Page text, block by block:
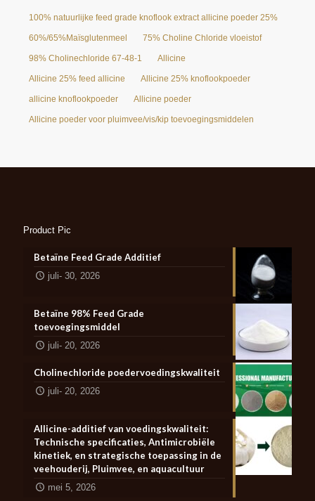
100% natuurlijke feed grade knoflook extract allicine poeder 25%
60%/65%Maïsglutenmeel 75% Choline Chloride vloeistof
98% Cholinechloride 67-48-1 Allicine
Allicine 25% feed allicine Allicine 25% knoflookpoeder
allicine knoflookpoeder Allicine poeder
Allicine poeder voor pluimvee/vis/kip toevoegingsmiddelen
Product Pic
Betaïne Feed Grade Additief
juli- 30, 2026
Betaïne 98% Feed Grade
toevoegingsmiddel
juli- 20, 2026
Cholinechloride poedervoedingskwaliteit
juli- 20, 2026
Allicine-additief van voedingskwaliteit:
Technische specificaties, Antimicrobiële
kinetiek, en strategische toepassing in de
veehouderij, Pluimvee, en aquacultuur
mei 5, 2026